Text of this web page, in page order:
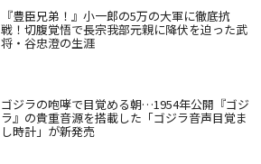
『豊臣兄弟！』小一郎の5万の大軍に徹底抗
戦！切腹覚悟で長宗我部元親に降伏を迫った武
将・谷忠澄の生涯
ゴジラの咆哮で目覚める朝…1954年公開『ゴジ
ラ』の貴重音源を搭載した「ゴジラ音声目覚ま
し時計」が新発売